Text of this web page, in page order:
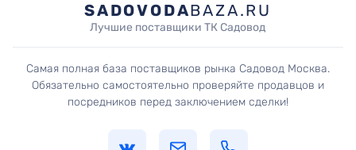
SADOVODABAZA.RU
Лучшие поставщики ТК Садовод
Самая полная база поставщиков рынка Садовод Москва.
Обязательно самостоятельно проверяйте продавцов и
посредников перед заключением сделки!